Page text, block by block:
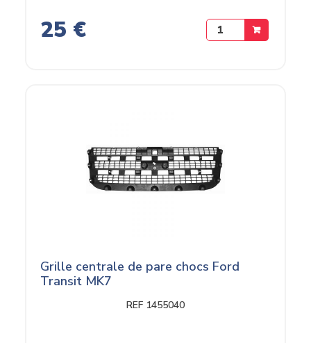
25 €
Grille centrale de pare chocs Ford
Transit MK7
REF 1455040